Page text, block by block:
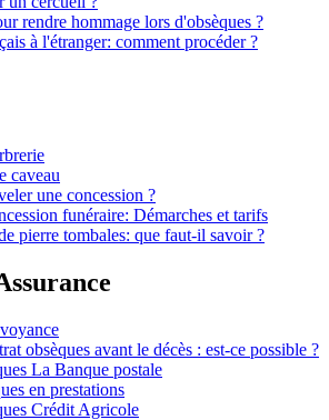
rendre hommage lors d'obsèques ?
à l'étranger: comment procéder ?
caveau
une concession ?
funéraire: Démarches et tarifs
pierre tombales: que faut-il savoir ?
obsèques avant le décès : est-ce possible ?
La Banque postale
en prestations
Crédit Agricole